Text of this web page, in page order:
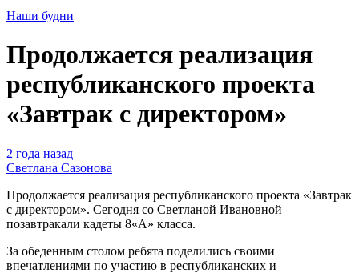
Наши будни
Продолжается реализация
республиканского проекта
«Завтрак с директором»
2 года назад
Светлана Сазонова
Продолжается реализация республиканского проекта «Завтрак
с директором». Сегодня со Светланой Ивановной
позавтракали кадеты 8«А» класса.
За обеденным столом ребята поделились своими
впечатлениями по участию в республиканских и